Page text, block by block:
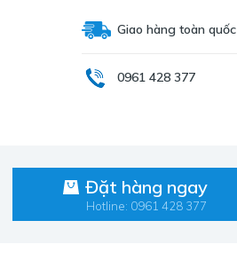
Giao hàng toàn quốc
0961 428 377
Đặt hàng ngay
Hotline: 0961 428 377